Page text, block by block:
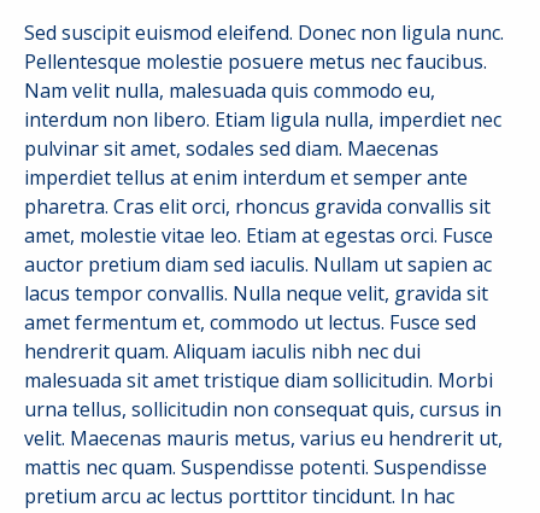
Sed suscipit euismod eleifend. Donec non ligula nunc.
Pellentesque molestie posuere metus nec faucibus.
Nam velit nulla, malesuada quis commodo eu,
interdum non libero. Etiam ligula nulla, imperdiet nec
pulvinar sit amet, sodales sed diam. Maecenas
imperdiet tellus at enim interdum et semper ante
pharetra. Cras elit orci, rhoncus gravida convallis sit
amet, molestie vitae leo. Etiam at egestas orci. Fusce
auctor pretium diam sed iaculis. Nullam ut sapien ac
lacus tempor convallis. Nulla neque velit, gravida sit
amet fermentum et, commodo ut lectus. Fusce sed
hendrerit quam. Aliquam iaculis nibh nec dui
malesuada sit amet tristique diam sollicitudin. Morbi
urna tellus, sollicitudin non consequat quis, cursus in
velit. Maecenas mauris metus, varius eu hendrerit ut,
mattis nec quam. Suspendisse potenti. Suspendisse
pretium arcu ac lectus porttitor tincidunt. In hac